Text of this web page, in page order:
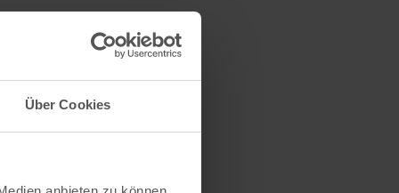
Über Cookies